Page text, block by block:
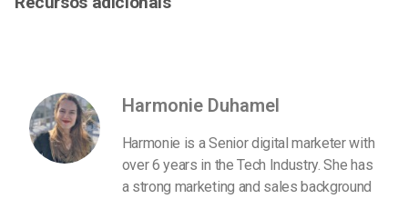
Harmonie Duhamel
Harmonie is a Senior digital marketer with
over 6 years in the Tech Industry. She has
a strong marketing and sales background